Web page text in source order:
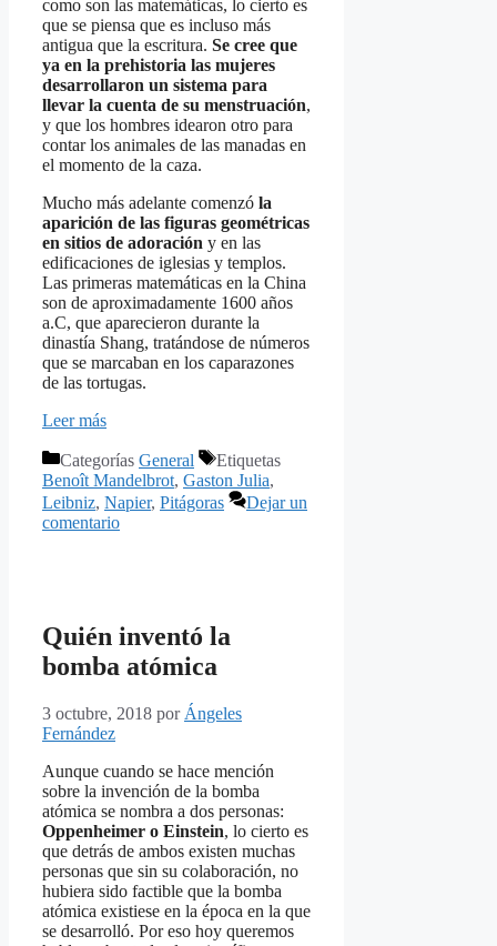
como son las matemáticas, lo cierto es
que se piensa que es incluso más
antigua que la escritura. Se cree que
ya en la prehistoria las mujeres
desarrollaron un sistema para
llevar la cuenta de su menstruación,
y que los hombres idearon otro para
contar los animales de las manadas en
el momento de la caza.
Mucho más adelante comenzó la
aparición de las figuras geométricas
en sitios de adoración y en las
edificaciones de iglesias y templos.
Las primeras matemáticas en la China
son de aproximadamente 1600 años
a.C, que aparecieron durante la
dinastía Shang, tratándose de números
que se marcaban en los caparazones
de las tortugas.
Leer más
Categorías General
Etiquetas
Benoît Mandelbrot, Gaston Julia,
Leibniz, Napier, Pitágoras
Dejar un
comentario
Quién inventó la
bomba atómica
3 octubre, 2018 por Ángeles
Fernández
Aunque cuando se hace mención
sobre la invención de la bomba
atómica se nombra a dos personas:
Oppenheimer o Einstein, lo cierto es
que detrás de ambos existen muchas
personas que sin su colaboración, no
hubiera sido factible que la bomba
atómica existiese en la época en la que
se desarrolló. Por eso hoy queremos